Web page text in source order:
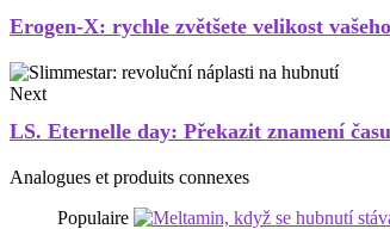
Erogen-X: rychle zvětšete velikost
Next
LS. Eternelle day: Překazit znamení času
Analogues et produits connexes
Populaire